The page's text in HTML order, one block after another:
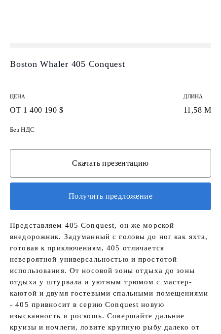
Boston Whaler 405 Conquest
Представляем 405 Conquest, он же морской
внедорожник. Задуманный с головы до ног как яхта,
готовая к приключениям, 405 отличается
невероятной универсальностью и простотой
использования. От носовой зоны отдыха до зоны
отдыха у штурвала и уютным трюмом с мастер-
каютой и двумя гостевыми спальными помещениями
- 405 привносит в серию Conquest новую
изысканность и роскошь. Совершайте дальние
круизы и ночлеги, ловите крупную рыбу далеко от
ЦЕНА
ОТ 1 400 190 $
ДЛИНА
11,58 М
Без НДС
Скачать презентацию
Получить предложение